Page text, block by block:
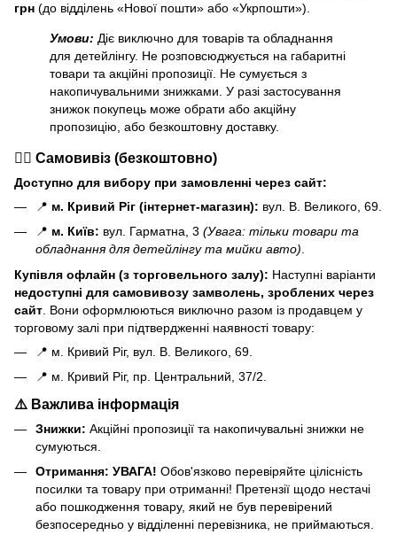
грн (до відділень «Нової пошти» або «Укрпошти»).
Умови: Діє виключно для товарів та обладнання
для детейлінгу. Не розповсюджується на габаритні
товари та акційні пропозиції. Не сумується з
накопичувальними знижками. У разі застосування
знижок покупець може обрати або акційну
пропозицію, або безкоштовну доставку.
🏃‍♂️ Самовивіз (безкоштовно)
Доступно для вибору при замовленні через сайт:
📍 м. Кривий Ріг (інтернет-магазин): вул. В. Великого, 69.
📍 м. Київ: вул. Гарматна, 3 (Увага: тільки товари та
обладнання для детейлінгу та мийки авто).
Купівля офлайн (з торговельного залу): Наступні варіанти
недоступні для самовивозу замволень, зроблених через
сайт . Вони оформлюються виключно разом із продавцем у
торговому залі при підтвердженні наявності товару:
📍 м. Кривий Ріг, вул. В. Великого, 69.
📍 м. Кривий Ріг, пр. Центральний, 37/2.
⚠️ Важлива інформація
Знижки: Акційні пропозиції та накопичувальні знижки не
сумуються.
Отримання: УВАГА! Обов'язково перевіряйте цілісність
посилки та товару при отриманні! Претензії щодо нестачі
або пошкодження товару, який не був перевірений
безпосередньо у відділенні перевізника, не приймаються.